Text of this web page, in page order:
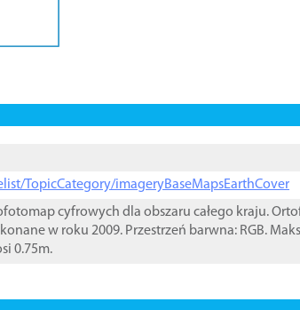
TopicCategory/imageryBaseMapsEarthCover
cyfrowych dla obszaru całego kraju.
w roku 2009. Przestrzeń barwna: RGB.
0.75m.